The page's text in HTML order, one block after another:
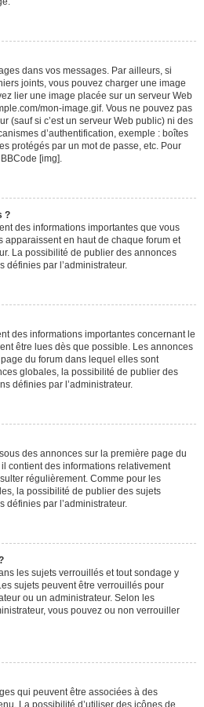
dans vos messages. Par ailleurs, si
joints, vous pouvez charger une image
lier une image placée sur un serveur Web
mon-image.gif. Vous ne pouvez pas
(sauf si c’est un serveur Web public) ni des
d’authentification, exemple : boîtes
protégés par un mot de passe, etc. Pour
[img].
?
des informations importantes que vous
apparaissent en haut de chaque forum et
La possibilité de publier des annonces
par l’administrateur.
des informations importantes concernant le
être lues dès que possible. Les annonces
du forum dans lequel elles sont
globales, la possibilité de publier des
définies par l’administrateur.
des annonces sur la première page du
contient des informations relativement
régulièrement. Comme pour les
la possibilité de publier des sujets
par l’administrateur.
les sujets verrouillés et tout sondage y
sujets peuvent être verrouillés pour
ou un administrateur. Selon les
vous pouvez ou non verrouiller
qui peuvent être associées à des
La possibilité d’utiliser des icônes de